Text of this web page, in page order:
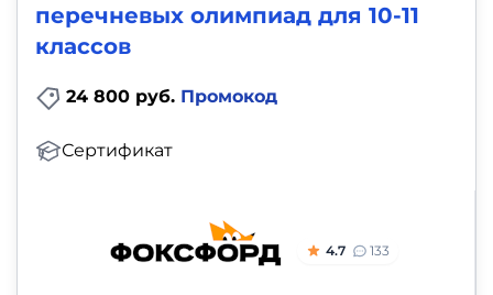
перечневых олимпиад для 10-11
классов
24 800 руб. Промокод
Сертификат
4.7 133